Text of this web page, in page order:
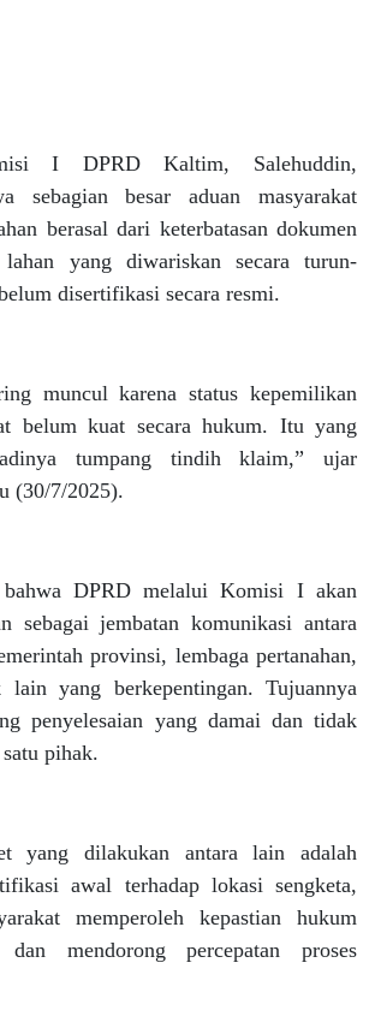
I DPRD Kaltim, Salehuddin,
sebagian besar aduan masyarakat
berasal dari keterbatasan dokumen
yang diwariskan secara turun-
disertifikasi secara resmi.
muncul karena status kepemilikan
belum kuat secara hukum. Itu yang
tumpang tindih klaim,” ujar
(30/7/2025).
bahwa DPRD melalui Komisi I akan
sebagai jembatan komunikasi antara
provinsi, lembaga pertanahan,
lain yang berkepentingan. Tujuannya
penyelesaian yang damai dan tidak
pihak.
yang dilakukan antara lain adalah
awal terhadap lokasi sengketa,
memperoleh kepastian hukum
dan mendorong percepatan proses